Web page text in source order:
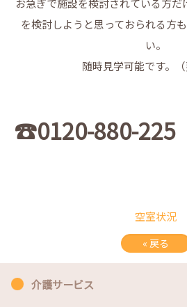
お急ぎで施設を検討されている方
を検討しようと思っておられる方
い。
随時見学可能です。（
☎0120-
空室状況
« 戻る
介護サービス